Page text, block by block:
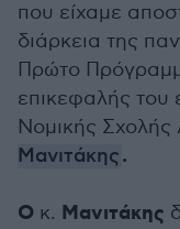
που είχαμε
διάρκεια της
Πρώτο
επικεφαλής του
Νομικής Σχολής
Μανιτάκης.
Ο κ. Μανιτάκης